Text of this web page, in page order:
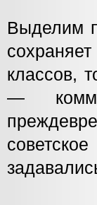
Выделим
классов,
—